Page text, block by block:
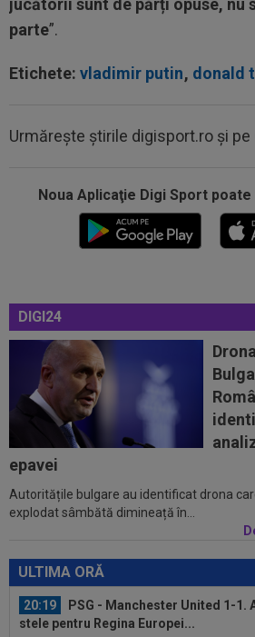
parte”.
Etichete: vladimir putin, donald
Urmărește știrile digisport.ro și pe
Noua Aplicaţie Digi Sport
DIGI24
epavei
Autoritățile bulgare au identificat drona
explodat sâmbătă dimineață în...
ULTIMA ORĂ
20:01
Cel mai bogat om din Ucraina
unui român: ”Nu vrem să te mai...
20:00
Dinamo - FC Voluntari LIVE
DGS 1. ECHIPELE. Egalitate de...
Ce se întâmplă cu ultimul
Dinamo la meciul cu FC Voluntari
19:37
OUT! Jucătorul care a plecat
chiar în ziua meciului cu FC Voluntari
următoarea echipă: ”În două...
20:19
PSG - Manchester United 1-1.
stele pentru Regina Europei...